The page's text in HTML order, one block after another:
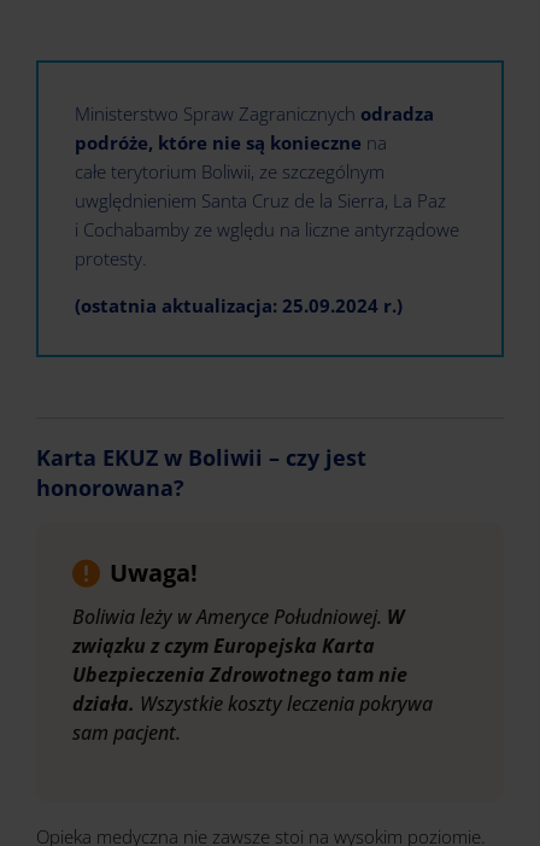
Ministerstwo Spraw Zagranicznych odradza
podróże, które nie są konieczne na
całe terytorium Boliwii, ze szczególnym
uwględnieniem Santa Cruz de la Sierra, La Paz
i Cochabamby ze wględu na liczne antyrządowe
protesty.
(ostatnia aktualizacja: 25.09.2024 r.)
Karta EKUZ w Boliwii – czy jest
honorowana?
Uwaga!
Boliwia leży w Ameryce Południowej. W
związku z czym Europejska Karta
Ubezpieczenia Zdrowotnego tam nie
działa. Wszystkie koszty leczenia pokrywa
sam pacjent.
Opieka medyczna nie zawsze stoi na wysokim poziomie.